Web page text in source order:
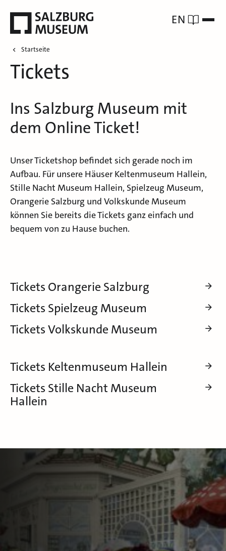
EN
Startseite
Tickets
Ins Salzburg Museum mit
dem Online Ticket!
Unser Ticketshop befindet sich gerade noch im
Aufbau. Für unsere Häuser Keltenmuseum Hallein,
Stille Nacht Museum Hallein, Spielzeug Museum,
Orangerie Salzburg und Volkskunde Museum
können Sie bereits die Tickets ganz einfach und
bequem von zu Hause buchen.
Tickets Orangerie Salzburg
Tickets Spielzeug Museum
Tickets Volkskunde Museum
Tickets Keltenmuseum Hallein
Tickets Stille Nacht Museum
Hallein